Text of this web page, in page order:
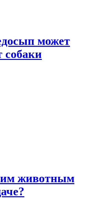
может
собаки
животным